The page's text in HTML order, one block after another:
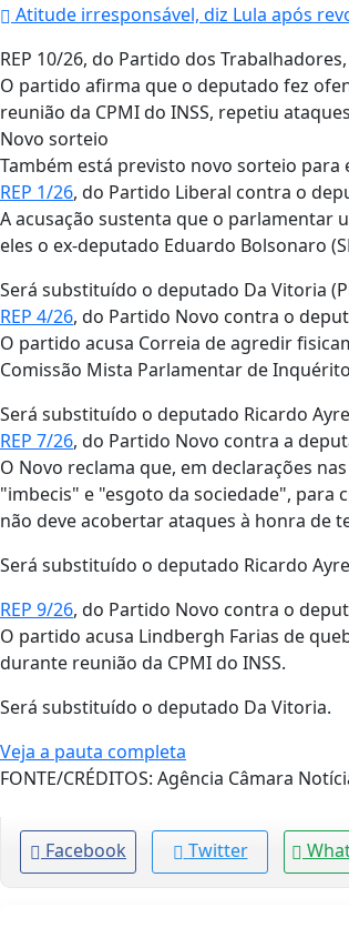
Atitude irresponsável, diz Lula após
REP 10/26, do Partido dos
O partido afirma que o deputado fez
reunião da CPMI do INSS, repetiu
Novo sorteio
Também está previsto novo sorteio
REP 1/26, do Partido Liberal contra o
A acusação sustenta que o
eles o ex-deputado Eduardo Bolsonaro
Será substituído o deputado Da Vitoria
REP 4/26, do Partido Novo contra o
O partido acusa Correia de agredir
Comissão Mista Parlamentar de Inquérito
Será substituído o deputado Ricardo
REP 7/26, do Partido Novo contra a
O Novo reclama que, em declarações
"imbecis" e "esgoto da sociedade",
não deve acobertar ataques à honra de
Será substituído o deputado Ricardo
REP 9/26, do Partido Novo contra o
O partido acusa Lindbergh Farias de
durante reunião da CPMI do INSS.
Será substituído o deputado Da Vitoria.
Veja a pauta completa
FONTE/CRÉDITOS: Agência Câmara
Facebook Twitter